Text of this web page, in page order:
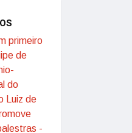
primeiro
de
do
Luiz de
-